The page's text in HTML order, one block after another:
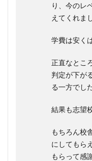
り、今のレ
えてくれま
学費は安く
正直なとこ
判定が下が
る一方でした
結果も志望
もちろん校
にしてもら
もらって感